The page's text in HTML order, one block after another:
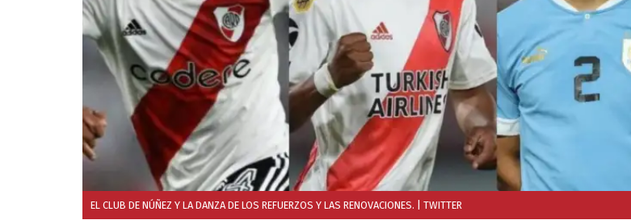
EL CLUB DE NÚÑEZ Y LA DANZA DE LOS REFUERZOS Y LAS RENOVACIONES. | TWITTER